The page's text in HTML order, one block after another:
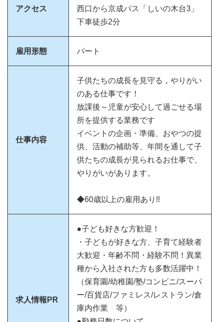
アクセス
西口から京成バス「しいの木台3」
下車徒歩2分
雇用形態 パート
仕事内容
子供たちの成長を見守る，やりがい
のある仕事です！
放課後～児童が安心して過ごせる場
所を提供する業務です
イベントの企画・準備、おやつの提
供、活動の補助等、年間を通して子
供たちの成長が見られるお仕事で、
やりがいがあります。
◆60歳以上の雇用あり!!
求人情報PR
●子ども好きな方歓迎！
・子どもが好きな方、子育て経験者
大歓迎・年齢不問・経験不問！異業
種から入社された方も多数活躍中！
（保育園/幼稚園/塾/コンビニ/スーパ
ー/百貨店/ファミレス/レストラン/倉
庫内作業 等）